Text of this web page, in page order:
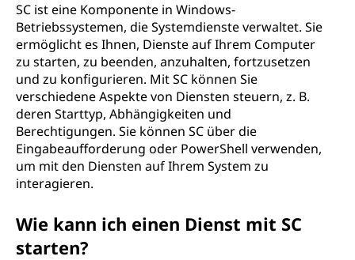
n
SC ist eine Komponente in Windows-
Betriebssystemen, die Systemdienste verwaltet. Sie
ermöglicht es Ihnen, Dienste auf Ihrem Computer
zu starten, zu beenden, anzuhalten, fortzusetzen
und zu konfigurieren. Mit SC können Sie
verschiedene Aspekte von Diensten steuern, z. B.
deren Starttyp, Abhängigkeiten und
Berechtigungen. Sie können SC über die
Eingabeaufforderung oder PowerShell verwenden,
um mit den Diensten auf Ihrem System zu
interagieren.
Wie kann ich einen Dienst mit SC
starten?